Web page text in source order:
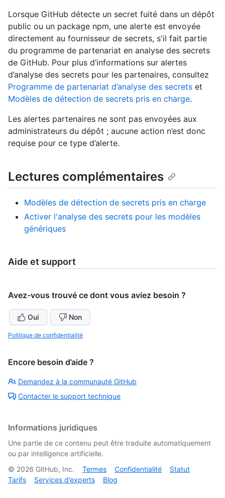
Lorsque GitHub détecte un secret fuité dans un dépôt
public ou un package npm, une alerte est envoyée
directement au fournisseur de secrets, s'il fait partie
du programme de partenariat en analyse des secrets
de GitHub. Pour plus d’informations sur alertes
d’analyse des secrets pour les partenaires, consultez
Programme de partenariat d’analyse des secrets et
Modèles de détection de secrets pris en charge.
Les alertes partenaires ne sont pas envoyées aux
administrateurs du dépôt ; aucune action n’est donc
requise pour ce type d’alerte.
Lectures complémentaires
Modèles de détection de secrets pris en charge
Activer l'analyse des secrets pour les modèles
génériques
Aide et support
Avez-vous trouvé ce dont vous aviez besoin ?
Oui Non
Politique de confidentialité
Encore besoin d’aide ?
Demandez à la communauté GitHub
Contacter le support technique
Informations juridiques
Une partie de ce contenu peut être traduite automatiquement
ou par intelligence artificielle.
© 2026 GitHub, Inc. Termes Confidentialité
Statut
Tarifs
Services d’experts Blog